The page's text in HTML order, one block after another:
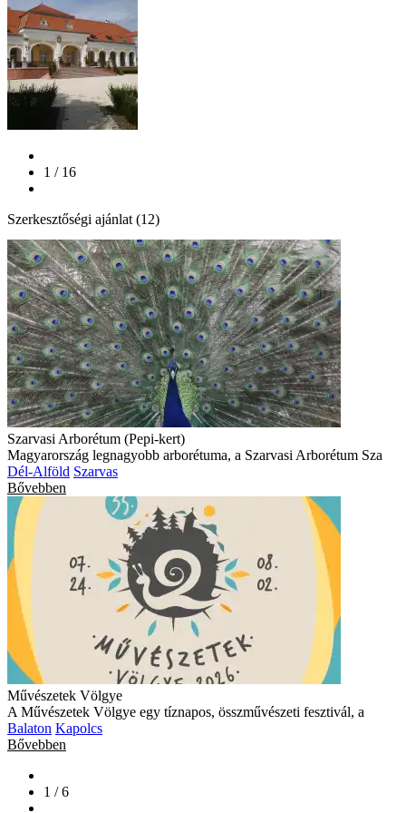
1 / 16
Szerkesztőségi ajánlat (12)
Szarvasi Arborétum (Pepi-kert)
Magyarország legnagyobb arborétuma, a Szarvasi Arborétum Sza
Dél-Alföld Szarvas
Bővebben
Művészetek Völgye
A Művészetek Völgye egy tíznapos, összművészeti fesztivál, a
Balaton Kapolcs
Bővebben
1 / 6